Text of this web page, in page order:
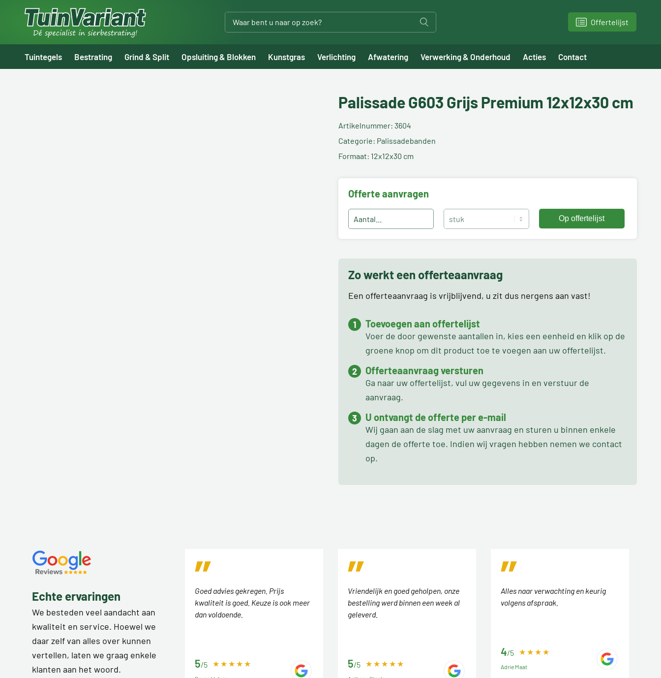
Offertelijst
Tuintegels Bestrating Grind & Split Opsluiting & Blokken Kunstgras Verlichting Afwatering Verwerking & Onderhoud Acties Contact
Palissade G603 Grijs Premium 12x12x30 cm
Artikelnummer: 3604
Categorie: Palissadebanden
Formaat: 12x12x30 cm
Offerte aanvragen
Zo werkt een offerteaanvraag
Een offerteaanvraag is vrijblijvend, u zit dus nergens aan vast!
Toevoegen aan offertelijst
Voer de door gewenste aantallen in, kies een eenheid en klik op de
groene knop om dit product toe te voegen aan uw offertelijst.
Offerteaanvraag versturen
Ga naar uw offertelijst, vul uw gegevens in en verstuur de
aanvraag.
U ontvangt de offerte per e-mail
Wij gaan aan de slag met uw aanvraag en sturen u binnen enkele
dagen de offerte toe. Indien wij vragen hebben nemen we contact
op.
Echte ervaringen
We besteden veel aandacht aan
kwaliteit en service. Hoewel we
daar zelf van alles over kunnen
vertellen, laten we graag enkele
klanten aan het woord.
Goed advies gekregen. Prijs
kwaliteit is goed. Keuze is ook meer
dan voldoende.
5/5
Vriendelijk en goed geholpen, onze
bestelling werd binnen een week al
geleverd.
5/5
Alles naar verwachting en keurig
volgens afspraak.
4/5
Adrie Maat